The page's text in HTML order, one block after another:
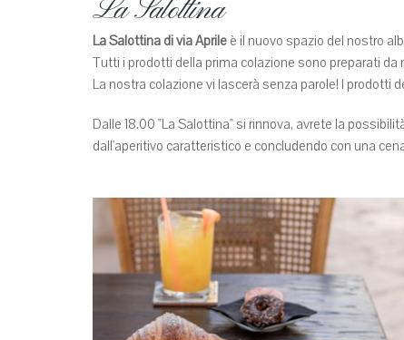
La Salottina
La Salottina di via Aprile è il nuovo spazio del nostro
Tutti i prodotti della prima colazione sono preparati
La nostra colazione vi lascerà senza parole! I prodotti
Dalle 18.00 "La Salottina" si rinnova, avrete la
dall'aperitivo caratteristico e concludendo con una